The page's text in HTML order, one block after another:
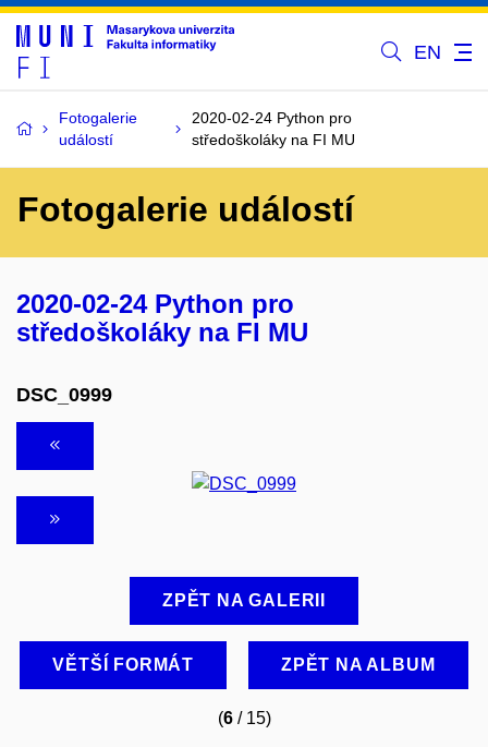
EN
Fotogalerie
událostí
2020-02-24 Python pro
středoškoláky na FI MU
Fotogalerie událostí
2020-02-24 Python pro
středoškoláky na FI MU
DSC_0999
ZPĚT NA GALERII
VĚTŠÍ FORMÁT ZPĚT NA ALBUM
(6/ 15)